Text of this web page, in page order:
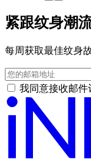
紧跟纹身潮
每周获取最佳纹身
我同意接收邮件